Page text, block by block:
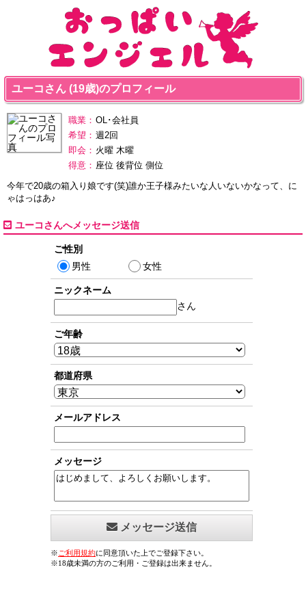
ユーコさん (19歳)のプロフィール
職業： OL･会社員
希望： 週2回
即会： 火曜 木曜
得意： 座位 後背位 側位
今年で20歳の箱入り娘です(笑)誰か王子様みたいな人いないかなって、に
ゃはっはあ♪
ユーコさんへメッセージ送信